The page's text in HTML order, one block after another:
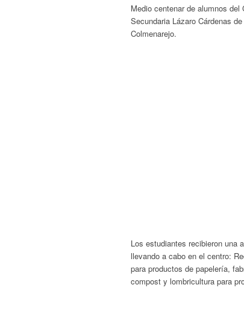
Medio centenar de alumnos
Secundaria Lázaro Cárdenas
Colmenarejo.
Los estudiantes recibieron una
llevando a cabo en el centro:
para productos de papelería,
compost y lombricultura para